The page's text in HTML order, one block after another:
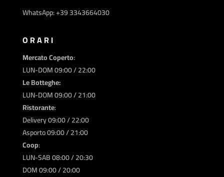
WhatsApp: +39 3343664030
ORARI
Mercato Coperto:
LUN-DOM 09:00 / 22:00
Le Botteghe:
LUN-DOM 09:00 / 21:00
Ristorante:
Delivery 09:00 / 22:00
Asporto 09:00 / 21:00
Coop:
LUN-SAB 08:00 / 20:30
DOM 09:00 / 20:00